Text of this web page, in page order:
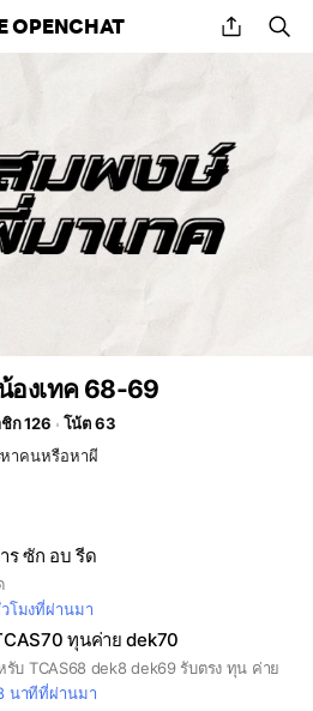
OPENCHAT share
องเทค 68-69
ก 126
โน้ต 63
าคนหรือหาผี
ร ซัก อบ รีด
โมงที่ผ่านมา
ทุนค่าย dek70
รับ TCAS68 dek8 dek69 รับตรง ทุน ค่าย
นาทีที่ผ่านมา